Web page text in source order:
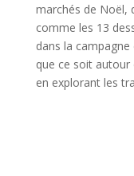
marchés de Noël,
comme les 13
dans la
que ce soit autour
en explorant les